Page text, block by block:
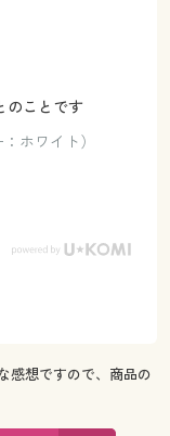
のことです
ホワイト）
感想ですので、商品の